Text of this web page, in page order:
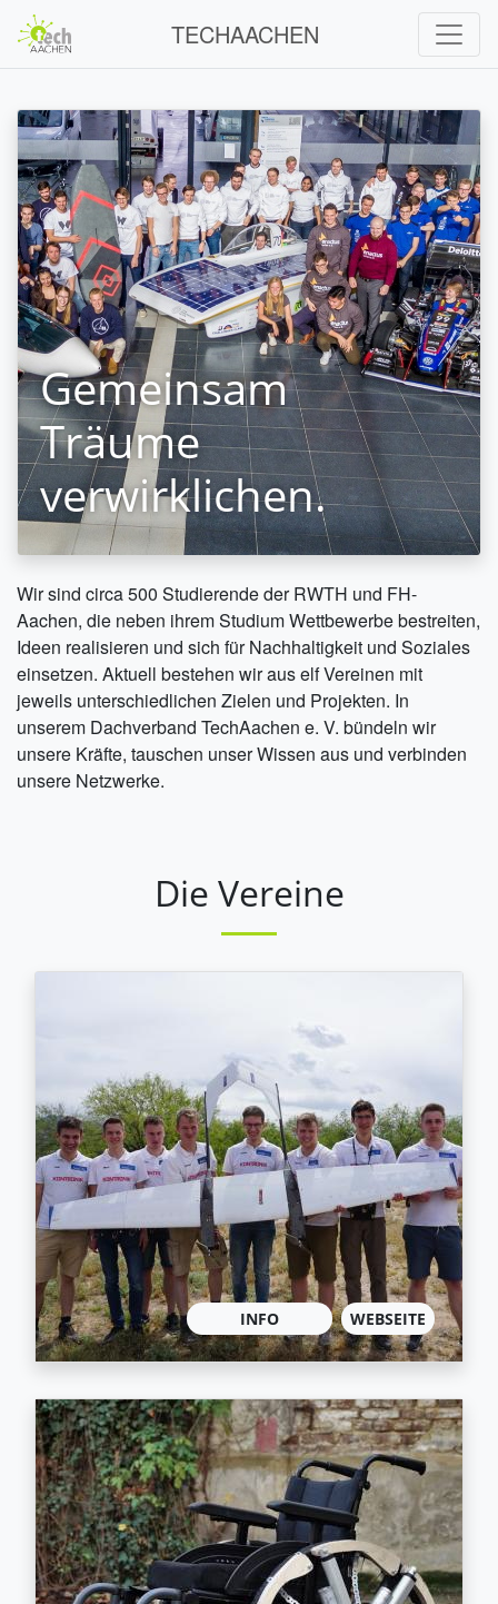
TECHAACHEN
Gemeinsam
Träume
verwirklichen.
Wir sind circa 500 Studierende der RWTH und FH-
Aachen, die neben ihrem Studium Wettbewerbe bestreiten,
Ideen realisieren und sich für Nachhaltigkeit und Soziales
einsetzen. Aktuell bestehen wir aus elf Vereinen mit
jeweils unterschiedlichen Zielen und Projekten. In
unserem Dachverband TechAachen e. V. bündeln wir
unsere Kräfte, tauschen unser Wissen aus und verbinden
unsere Netzwerke.
Die Vereine
INFO WEBSEITE